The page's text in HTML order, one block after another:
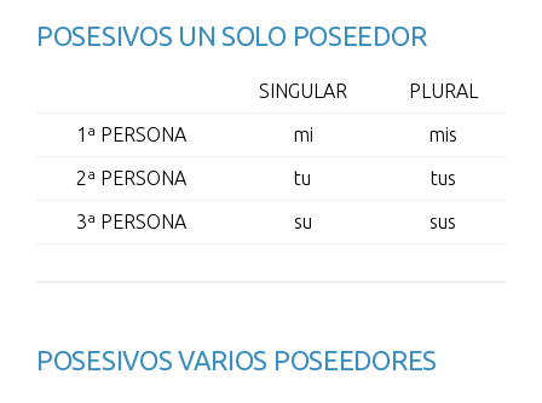
POSESIVOS UN SOLO POSEEDOR
SINGULAR
PLURAL
1ª PERSONA
mi
mis
2ª PERSONA
tu
tus
3ª PERSONA
su sus
POSESIVOS VARIOS POSEEDORES